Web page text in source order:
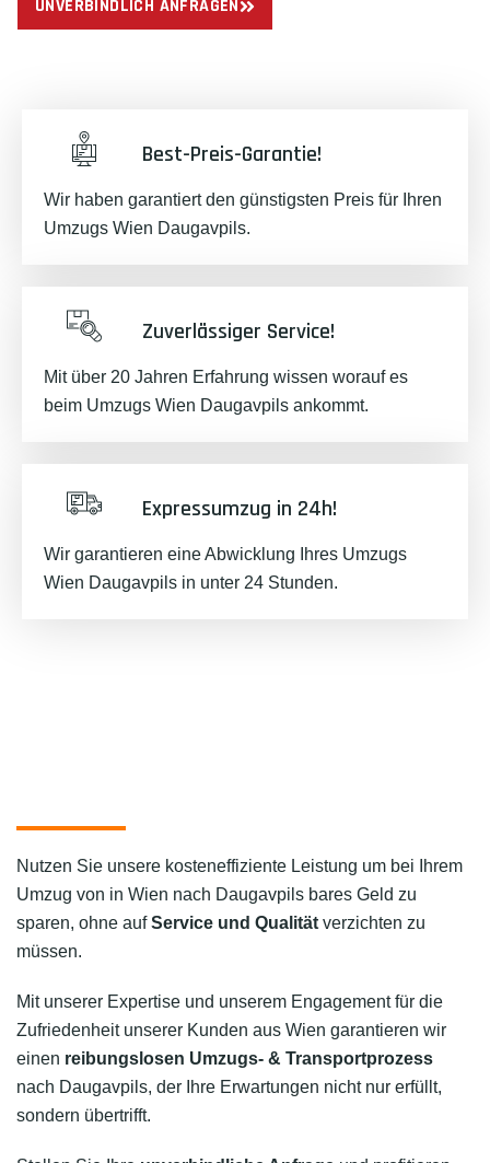
UNVERBINDLICH ANFRAGEN
Best-Preis-Garantie!
Wir haben garantiert den günstigsten Preis für Ihren
Umzugs Wien Daugavpils.
Zuverlässiger Service!
Mit über 20 Jahren Erfahrung wissen worauf es
beim Umzugs Wien Daugavpils ankommt.
Expressumzug in 24h!
Wir garantieren eine Abwicklung Ihres Umzugs
Wien Daugavpils in unter 24 Stunden.
Nutzen Sie unsere kosteneffiziente Leistung um bei Ihrem
Umzug von in Wien nach Daugavpils bares Geld zu
sparen, ohne aufService und Qualität verzichten zu
müssen.
Mit unserer Expertise und unserem Engagement für die
Zufriedenheit unserer Kunden aus Wien garantieren wir
einen reibungslosen Umzugs- & Transportprozess
nach Daugavpils, der Ihre Erwartungen nicht nur erfüllt,
sondern übertrifft.